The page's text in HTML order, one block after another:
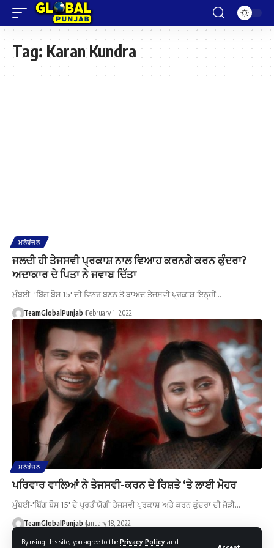
By using this site, you agree to the Privacy Policy and
Tag: Karan Kundra
ਮਨੋਰੰਜਨ
ਜਲਦੀ ਹੀ ਤੇਜਸਵੀ ਪ੍ਰਕਾਸ਼ ਨਾਲ ਵਿਆਹ ਕਰਨਗੇ ਕਰਨ ਕੁੰਦਰਾ?
ਅਦਾਕਾਰ ਦੇ ਪਿਤਾ ਨੇ ਜਵਾਬ ਦਿੱਤਾ
ਮੁੰਬਈ- 'ਬਿੱਗ ਬੌਸ 15' ਦੀ ਵਿਨਰ ਬਣਨ ਤੋਂ ਬਾਅਦ ਤੇਜਸਵੀ ਪ੍ਰਕਾਸ਼ ਇਨ੍ਹੀਂ…
TeamGlobalPunjab February 1, 2022
ਮਨੋਰੰਜਨ
ਪਰਿਵਾਰ ਵਾਲਿਆਂ ਨੇ ਤੇਜਸਵੀ-ਕਰਨ ਦੇ ਰਿਸ਼ਤੇ ‘ਤੇ ਲਾਈ ਮੋਹਰ
ਮੁੰਬਈ-'ਬਿੱਗ ਬੌਸ 15' ਦੇ ਪ੍ਰਤੀਯੋਗੀ ਤੇਜਸਵੀ ਪ੍ਰਕਾਸ਼ ਅਤੇ ਕਰਨ ਕੁੰਦਰਾ ਦੀ ਜੋੜੀ…
TeamGlobalPunjab January 18, 2022